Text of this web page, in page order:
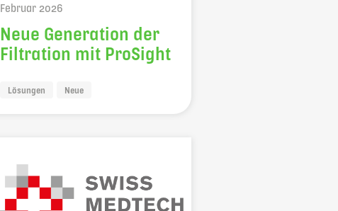
Februar 2026
Neue Generation der
Filtration mit ProSight
Lösungen Neue